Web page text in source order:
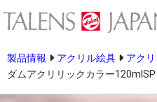
製品情報 アクリル絵具 アク
ダムアクリリックカラー120mlSP